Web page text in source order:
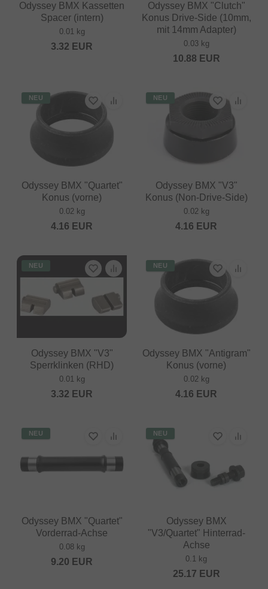
Odyssey BMX Kassetten
Spacer (intern)
0.01 kg
3.32 EUR
Odyssey BMX "Clutch"
Konus Drive-Side (10mm,
mit 14mm Adapter)
0.03 kg
10.88 EUR
NEU
Odyssey BMX "Quartet"
Konus (vorne)
0.02 kg
4.16 EUR
NEU
Odyssey BMX "V3"
Konus (Non-Drive-Side)
0.02 kg
4.16 EUR
NEU
Odyssey BMX "V3"
Sperrklinken (RHD)
0.01 kg
3.32 EUR
NEU
Odyssey BMX "Antigram"
Konus (vorne)
0.02 kg
4.16 EUR
NEU
Odyssey BMX "Quartet"
Vorderrad-Achse
0.08 kg
9.20 EUR
NEU
Odyssey BMX
"V3/Quartet" Hinterrad-
Achse
0.1 kg
25.17 EUR